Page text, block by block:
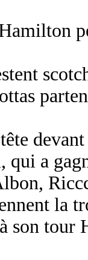
a
la
son tour